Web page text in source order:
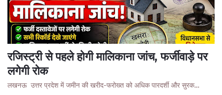
रजिस्ट्री से पहले होगी मालिकाना जांच, फर्जीवाड़े पर
लगेगी रोक
लखनऊ उत्तर प्रदेश में जमीन की खरीद-फरोख्त को अधिक पारदर्शी और सुरक…